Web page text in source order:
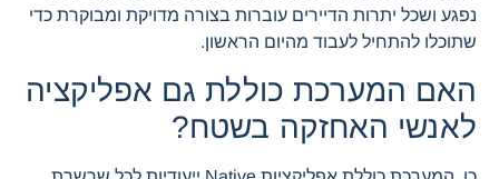
נפגע ושכל יתרות הדיירים עוברות בצורה מדויקת ומבוקרת כדי
שתוכלו להתחיל לעבוד מהיום הראשון.
האם המערכת כוללת גם אפליקציה
לאנשי האחזקה בשטח?